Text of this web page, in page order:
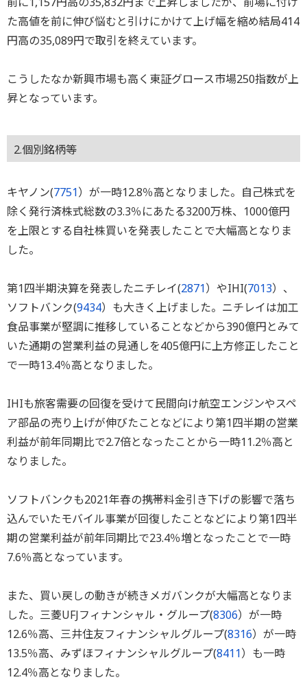
た高値を前に伸び悩むと引けにかけて上げ幅を縮め結局414
円高の35,089円で取引を終えています。
こうしたなか新興市場も高く東証グロース市場250指数が上
昇となっています。
2.個別銘柄等
キヤノン(7751）が一時12.8％高となりました。自己株式を
除く発行済株式総数の3.3％にあたる3200万株、1000億円
を上限とする自社株買いを発表したことで大幅高となりま
した。
第1四半期決算を発表したニチレイ(2871）やIHI(7013）、
ソフトバンク(9434）も大きく上げました。ニチレイは加工
食品事業が堅調に推移していることなどから390億円とみて
いた通期の営業利益の見通しを405億円に上方修正したこと
で一時13.4％高となりました。
IHIも旅客需要の回復を受けて民間向け航空エンジンやスペ
ア部品の売り上げが伸びたことなどにより第1四半期の営業
利益が前年同期比で2.7倍となったことから一時11.2％高と
なりました。
ソフトバンクも2021年春の携帯料金引き下げの影響で落ち
込んでいたモバイル事業が回復したことなどにより第1四半
期の営業利益が前年同期比で23.4％増となったことで一時
7.6％高となっています。
また、買い戻しの動きが続きメガバンクが大幅高となりま
した。三菱UFJフィナンシャル・グループ(8306）が一時
12.6％高、三井住友フィナンシャルグループ(8316）が一時
13.5％高、みずほフィナンシャルグループ(8411）も一時
12.4％高となりました。